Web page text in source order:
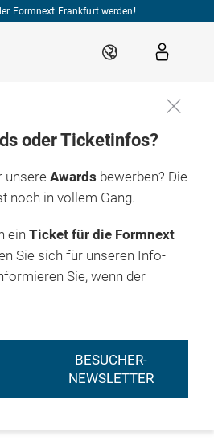
Formnext Frankfurt werden!
DE
oder Ticketinfos?
unsere Awards bewerben? Die
noch in vollem Gang.
ein Ticket für die Formnext
Sie sich für unseren Info-
Sie, wenn der
BESUCHER-
NEWSLETTER